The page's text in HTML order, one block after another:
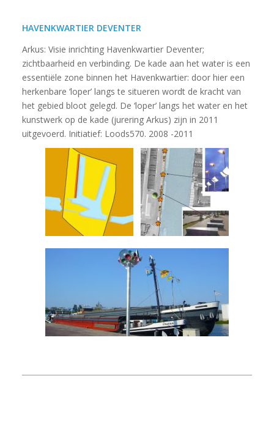
HAVENKWARTIER DEVENTER
Arkus: Visie inrichting Havenkwartier Deventer;
zichtbaarheid en verbinding. De kade aan het water is een
essentiële zone binnen het Havenkwartier: door hier een
herkenbare ‘loper’ langs te situeren wordt de kracht van
het gebied bloot gelegd. De ‘loper’ langs het water en het
kunstwerk op de kade (jurering Arkus) zijn in 2011
uitgevoerd. Initiatief: Loods570. 2008 -2011